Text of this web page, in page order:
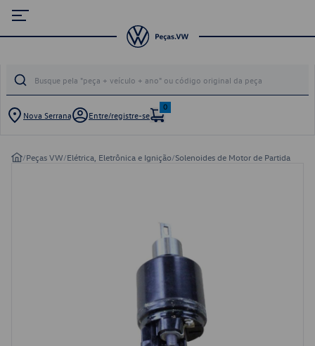
Nova Serrana Entre/registre-se
0
/Peças VW/Elétrica, Eletrônica e Ignição/Solenoides de Motor de Partida